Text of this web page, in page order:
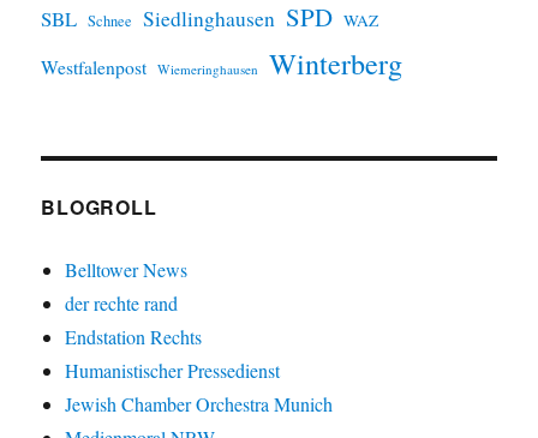
SBL Schnee Siedlinghausen SPD WAZ
Westfalenpost Wiemeringhausen Winterberg
BLOGROLL
Belltower News
der rechte rand
Endstation Rechts
Humanistischer Pressedienst
Jewish Chamber Orchestra Munich